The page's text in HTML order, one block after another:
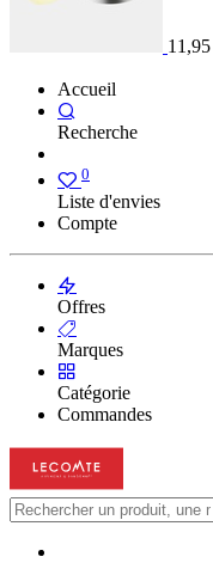
11,95
Accueil
Recherche
0
Liste d'envies
Compte
Offres
Marques
Catégorie
Commandes